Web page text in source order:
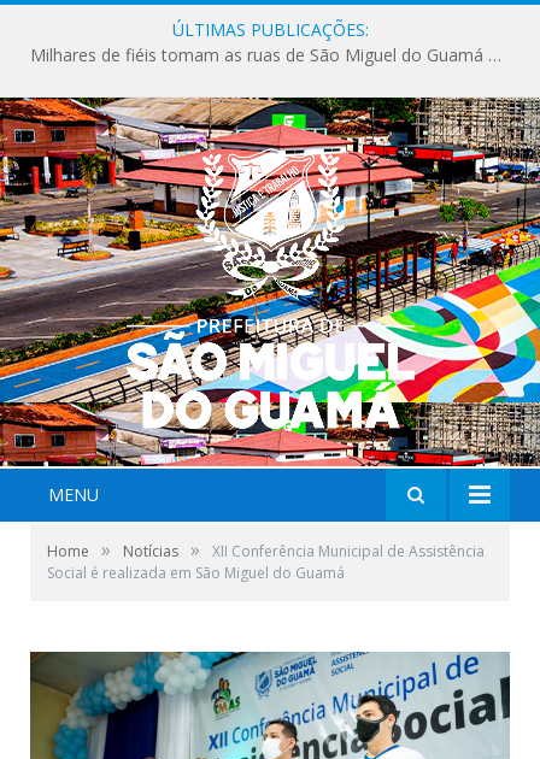
ÚLTIMAS PUBLICAÇÕES:
Milhares de fiéis tomam as ruas de São Miguel do Guamá em uma grande celebração de fé na Marcha para Jesus 2026.
MENU
Home » Notícias »
XII Conferência Municipal de Assistência
Social é realizada em São Miguel do Guamá